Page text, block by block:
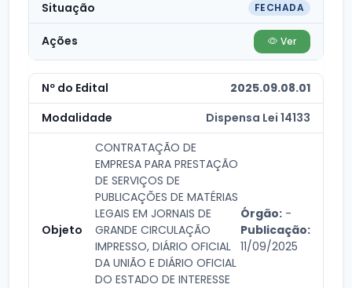
FECHADA
Ver
2025.09.08.01
Dispensa Lei 14133
CONTRATAÇÃO DE
EMPRESA PARA PRESTAÇÃO
DE SERVIÇOS DE
PUBLICAÇÕES DE MATÉRIAS
LEGAIS EM JORNAIS DE
GRANDE CIRCULAÇÃO
IMPRESSO, DIÁRIO OFICIAL
DA UNIÃO E DIÁRIO OFICIAL
DO ESTADO DE INTERESSE
Órgão: -
Publicação:
11/09/2025